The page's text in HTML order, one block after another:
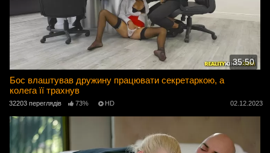
35:50
Бос влаштував дружину працювати секретаркою, а
колега її трахнув
32203 переглядів 73% HD 02.12.2023